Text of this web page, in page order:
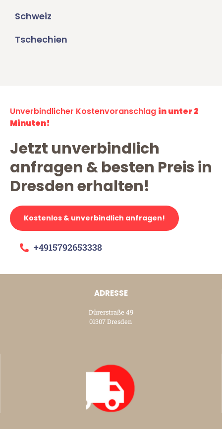
Schweiz
Tschechien
Unverbindlicher Kostenvoranschlag in unter 2
Minuten!
Jetzt unverbindlich
anfragen & besten Preis in
Dresden erhalten!
Kostenlos & unverbindlich anfragen!
+4915792653338
ADRESSE
Dürerstraße 49
01307 Dresden